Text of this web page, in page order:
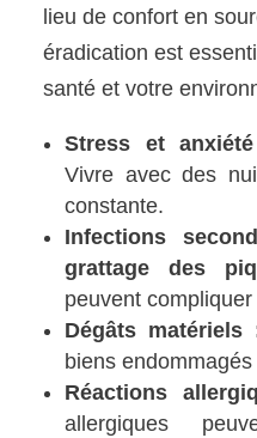
lieu de confort en
éradication est
santé et votre
Stress et
Vivre avec des
constante.
Infections
grattage des
peuvent
Dégâts matériels
biens
Réactions
allergiques